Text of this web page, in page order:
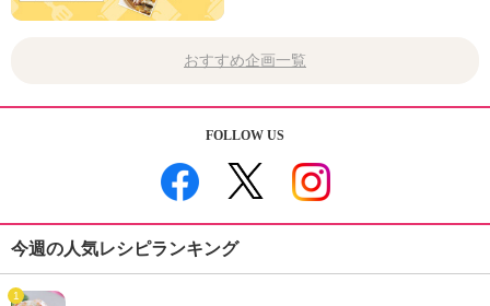
おすすめ企画一覧
FOLLOW US
今週の人気レシピランキング
1